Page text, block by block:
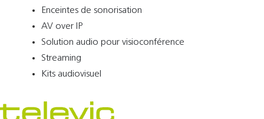
Enceintes de sonorisation
AV over IP
Solution audio pour visioconférence
Streaming
Kits audiovisuel